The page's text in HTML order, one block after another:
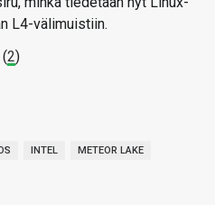
L4-välimuistiin.
(2)
INTEL METEOR LAKE